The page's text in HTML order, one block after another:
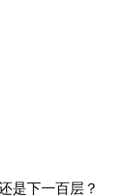
是下一百层？